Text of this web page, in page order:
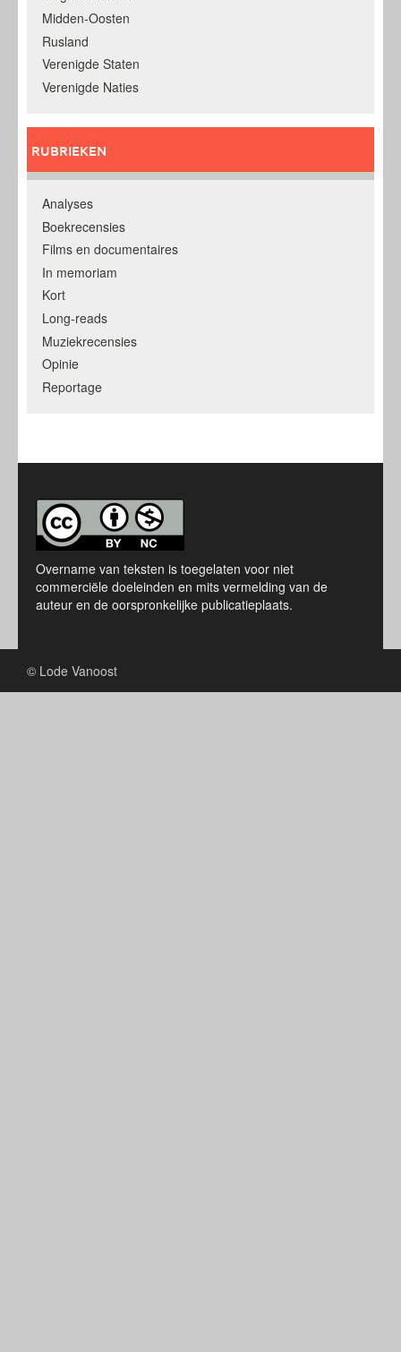
Midden-Oosten
Rusland
Verenigde Staten
Verenigde Naties
RUBRIEKEN
Analyses
Boekrecensies
Films en documentaires
In memoriam
Kort
Long-reads
Muziekrecensies
Opinie
Reportage
Overname van teksten is toegelaten voor niet
commerciële doeleinden en mits vermelding van de
auteur en de oorspronkelijke publicatieplaats.
© Lode Vanoost